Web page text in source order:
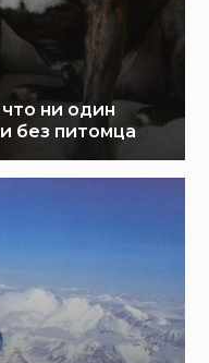
ни один
без питомца